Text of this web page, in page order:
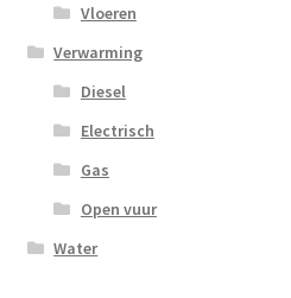
Vloeren
Verwarming
Diesel
Electrisch
Gas
Open vuur
Water